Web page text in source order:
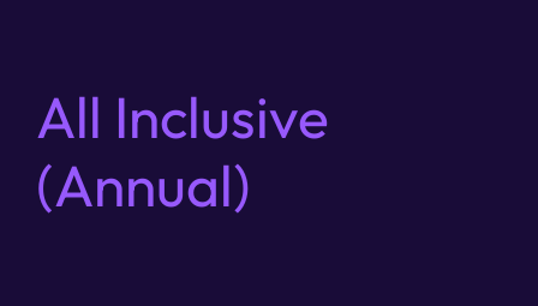
All Inclusive
(Annual)